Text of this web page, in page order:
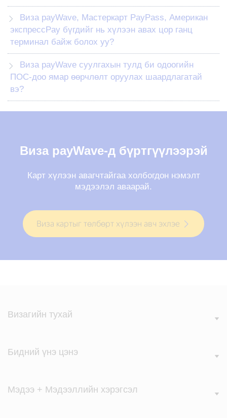
экспрессPay бүгдийг нь хүлээн авах цор ганц
терминал байж болох уу?
ПОС-доо ямар өөрчлөлт оруулах шаардлагатай
вэ?
Виза payWave-д бүртгүүлээрэй
Карт хүлээн авагчтайгаа холбогдон нэмэлт
мэдээлэл аваарай.
Виза картыг төлбөрт хүлээн авч эхлэе
Визагийн тухай
Бидний үнэ цэнэ
Мэдээ + Мэдээллийн хэрэгсэл